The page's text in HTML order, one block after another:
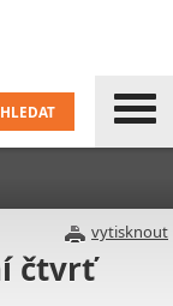
vytisknout
čtvrť